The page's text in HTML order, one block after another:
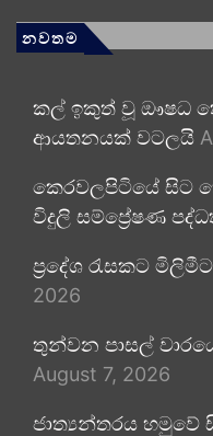
නවතම
කල් ඉකුත් වූ ඖෂධ
ආයතනයක් වටලයි
කෙරවලපිටියේ සිට
විදුලි සම්ප්‍රේෂණ
ප්‍රදේශ රැසකට
2026
තුන්වන පාසල්
August 7, 2026
ජාත්‍යන්තරය